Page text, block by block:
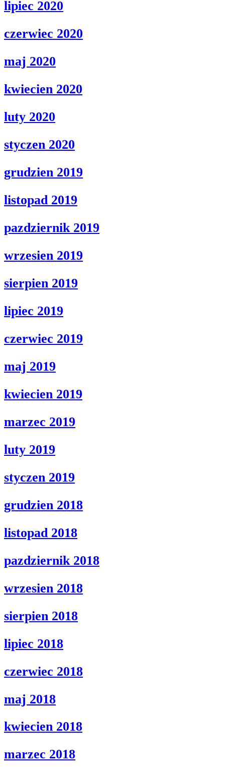
lipiec 2020
czerwiec 2020
maj 2020
kwiecien 2020
luty 2020
styczen 2020
grudzien 2019
listopad 2019
pazdziernik 2019
wrzesien 2019
sierpien 2019
lipiec 2019
czerwiec 2019
maj 2019
kwiecien 2019
marzec 2019
luty 2019
styczen 2019
grudzien 2018
listopad 2018
pazdziernik 2018
wrzesien 2018
sierpien 2018
lipiec 2018
czerwiec 2018
maj 2018
kwiecien 2018
marzec 2018